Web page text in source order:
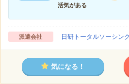
活気がある
派遣会社 日研トータルソーシ
気になる！